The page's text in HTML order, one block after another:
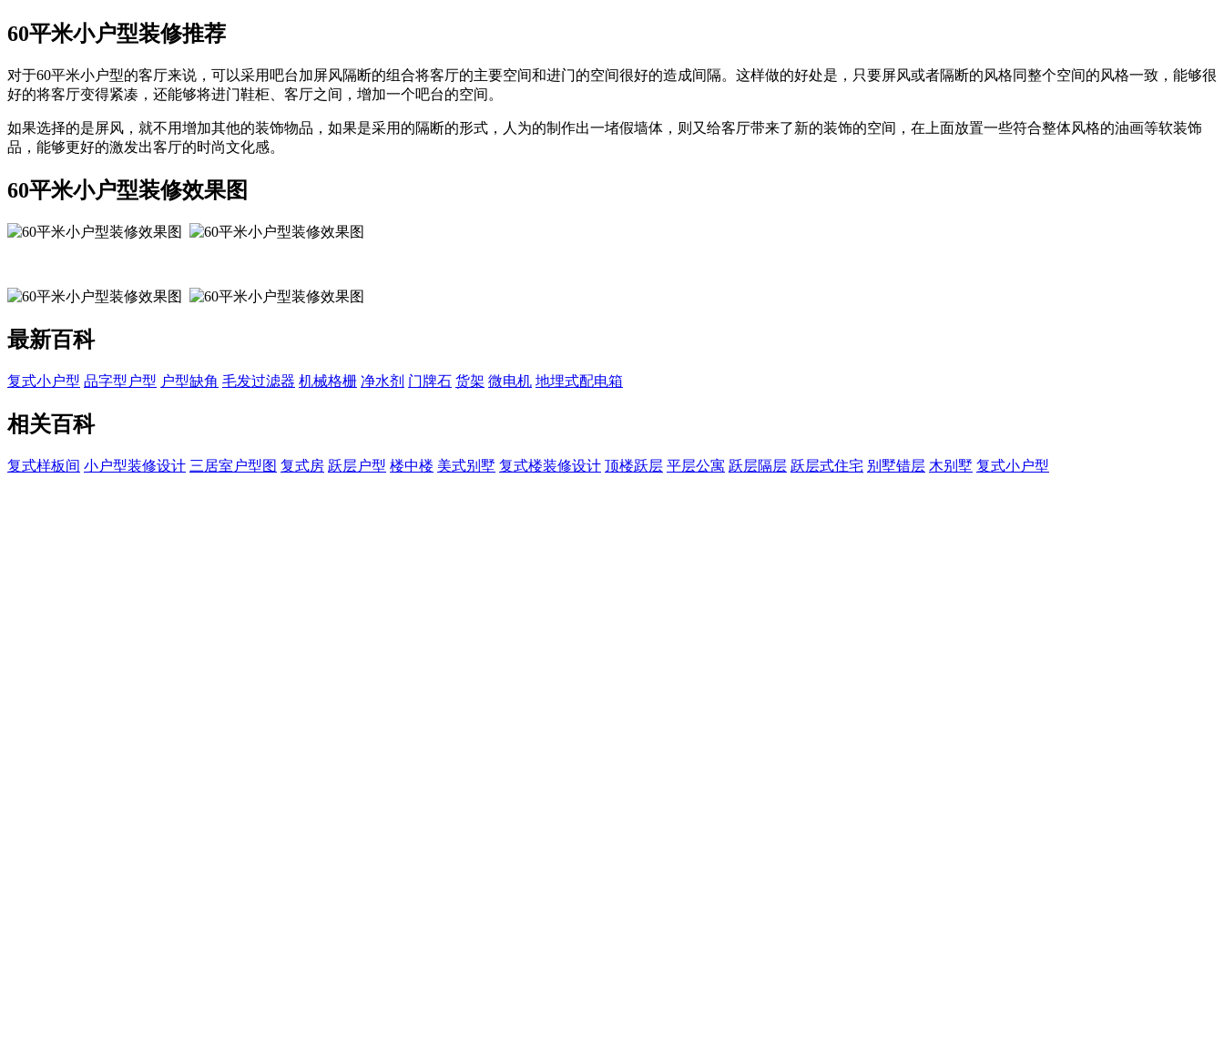
60平米小户型装修推荐
对于60平米小户型的客厅来说，可以采用吧台加屏风隔断的组合将客厅的主要空间和进门的空间很好的造成间隔。这样做的好处是，只要屏风或者隔断的风格同整个空间的风格一致，能够很
好的将客厅变得紧凑，还能够将进门鞋柜、客厅之间，增加一个吧台的空间。
如果选择的是屏风，就不用增加其他的装饰物品，如果是采用的隔断的形式，人为的制作出一堵假墙体，则又给客厅带来了新的装饰的空间，在上面放置一些符合整体风格的油画等软装饰
品，能够更好的激发出客厅的时尚文化感。
60平米小户型装修效果图
最新百科
复式小户型 品字型户型 户型缺角 毛发过滤器 机械格栅 净水剂 门牌石 货架 微电机 地埋式配电箱
相关百科
复式样板间 小户型装修设计 三居室户型图 复式房 跃层户型 楼中楼 美式别墅 复式楼装修设计 顶楼跃层 平层公寓 跃层隔层 跃层式住宅 别墅错层 木别墅 复式小户型